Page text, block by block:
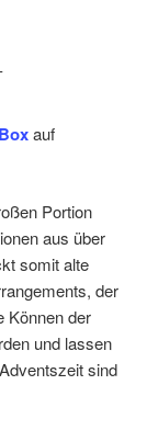
auf
Portion
aus über
somit alte
der
Können der
und lassen
sind